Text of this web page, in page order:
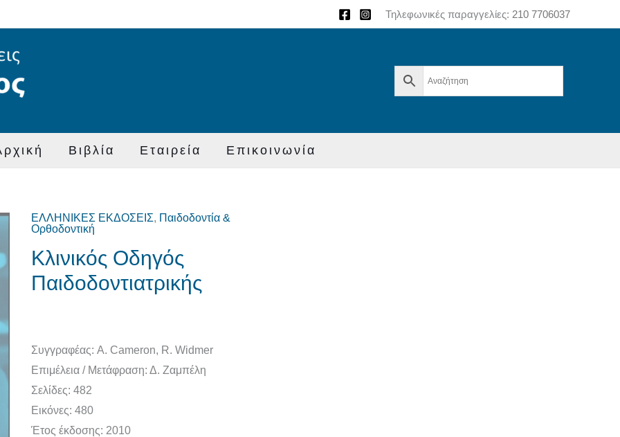
Τηλεφωνικές παραγγελίες: 210 7706037
Βιβλία Εταιρεία Επικοινωνία
ΕΛΛΗΝΙΚΕΣ ΕΚΔΟΣΕΙΣ, Παιδοδοντία &
Ορθοδοντική
Κλινικός Οδηγός
Παιδοδοντιατρικής
Συγγραφέας: A. Cameron, R. Widmer
Επιμέλεια / Μετάφραση: Δ. Ζαμπέλη
Σελίδες: 482
Εικόνες: 480
Έτος έκδοσης: 2010
Original
was:
€85,00.
Η
τιμή
είναι: